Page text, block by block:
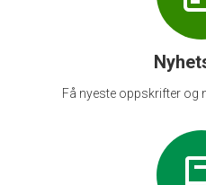
Få nyeste oppskrifter og